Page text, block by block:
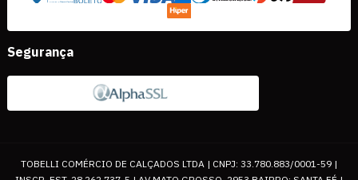
Segurança
TOBELLI COMÉRCIO DE CALÇADOS LTDA | CNPJ: 33.780.883/0001-59 |